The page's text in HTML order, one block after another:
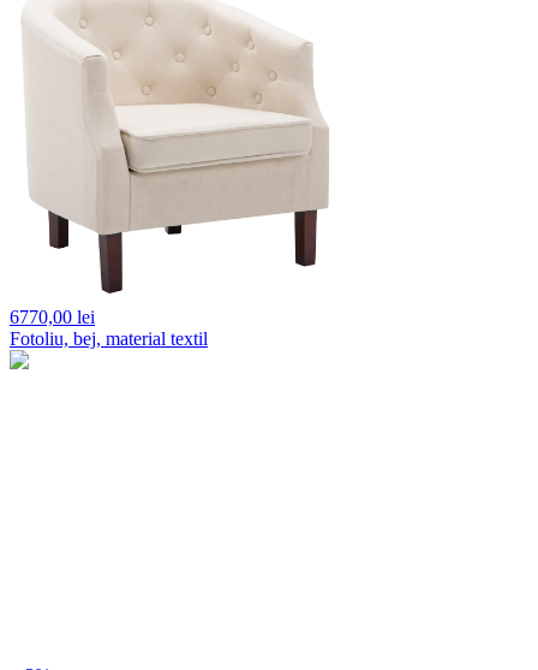
6770,00 lei
Fotoliu, bej, material textil